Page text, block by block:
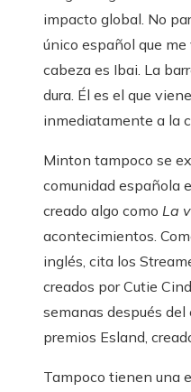
impacto global. No
único español que
cabeza es Ibai. La
dura. Él es el que viene
inmediatamente a la
Minton tampoco se
comunidad española
creado algo como La
acontecimientos.
inglés, cita los
creados por Cutie
semanas después del
premios Esland,
Tampoco tienen una